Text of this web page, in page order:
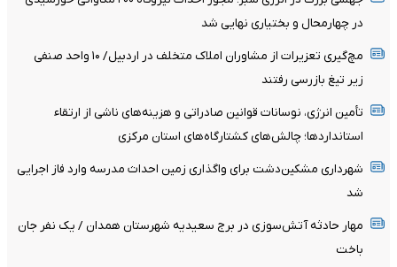
در چهارمحال‌ و بختیاری نهایی شد
مچ‌گیری تعزیرات از مشاوران املاک متخلف در اردبیل/ ۱۰ واحد صنفی
زیر تیغ بازرسی رفتند
تأمین انرژی، نوسانات قوانین صادراتی و هزینه‌های ناشی از ارتقاء
استانداردها؛ چالش‌های کشتارگاه‌های استان مرکزی
شهرداری مشکین‌دشت برای واگذاری زمین احداث مدرسه وارد فاز اجرایی
شد
مهار حادثه آتش‌سوزی در برج سعیدیه شهرستان همدان / یک نفر جان
باخت